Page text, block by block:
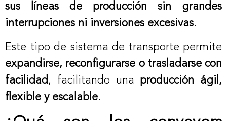
sus líneas de producción sin grandes
interrupciones ni inversiones excesivas.
Este tipo de sistema de transporte permite
expandirse, reconfigurarse o trasladarse con
facilidad , facilitando una producción ágil,
flexible y escalable.